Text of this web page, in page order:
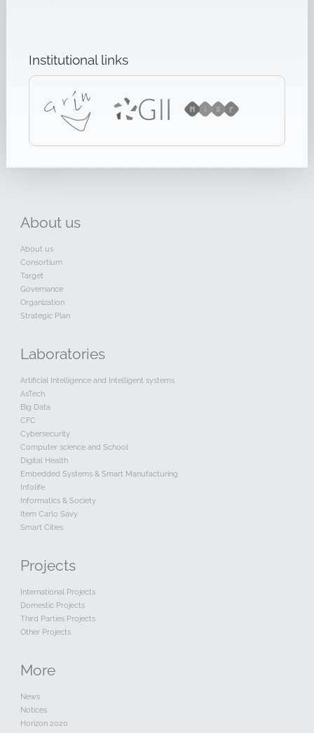
Institutional links
About us
About us
Consortium
Target
Governance
Organization
Strategic Plan
Laboratories
Artificial Intelligence and Intelligent systems
AsTech
Big Data
CFC
Cybersecurity
Computer science and School
Digital Health
Embedded Systems & Smart Manufacturing
Infolife
Informatics & Society
Item Carlo Savy
Smart Cities
Projects
International Projects
Domestic Projects
Third Parties Projects
Other Projects
More
News
Notices
Horizon 2020